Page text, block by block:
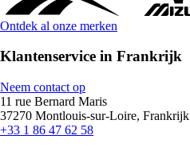
Ontdek al onze merken
Klantenservice in Frankrijk
Neem contact op
11 rue Bernard Maris
37270 Montlouis-sur-Loire, Frankrijk
+33 1 86 47 62 58